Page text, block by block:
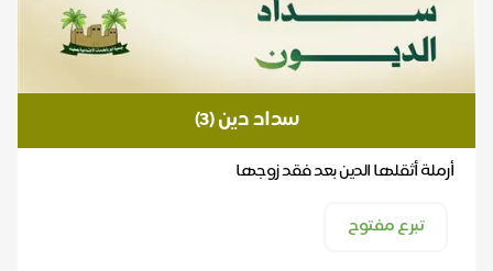
سداد دين (3)
أرملة أثقلها الدين بعد فقد زوجها
تبرع مفتوح